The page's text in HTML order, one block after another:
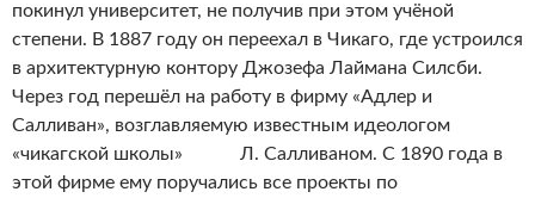
покинул университет, не получив при этом учёной
степени. В 1887 году он переехал в Чикаго, где устроился
в архитектурную контору Джозефа Лаймана Силсби.
Через год перешёл на работу в фирму «Адлер и
Салливан», возглавляемую известным идеологом
«чикагской школы» Л. Салливаном. С 1890 года в
этой фирме ему поручались все проекты по